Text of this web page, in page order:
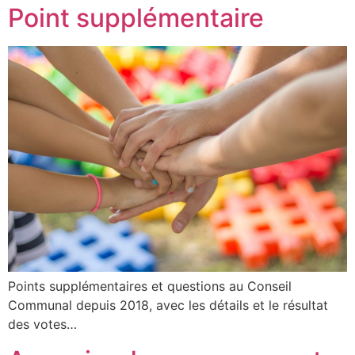
Point supplémentaire
Points supplémentaires et questions au Conseil
Communal depuis 2018, avec les détails et le résultat
des votes…